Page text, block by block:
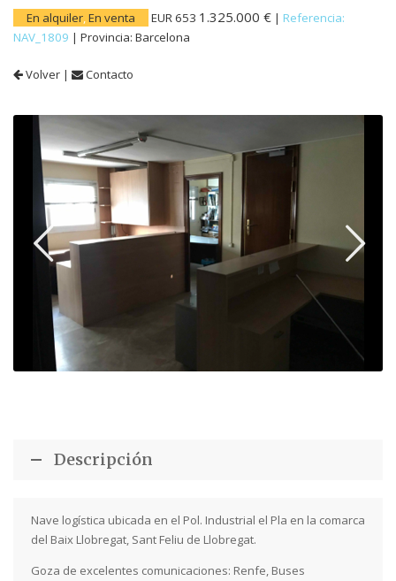
En alquiler,En venta EUR 653 1.325.000 € | Referencia:
NAV_1809 | Provincia: Barcelona
Volver | Contacto
Descripción
Nave logística ubicada en el Pol. Industrial el Pla en la comarca
del Baix Llobregat, Sant Feliu de Llobregat.
Goza de excelentes comunicaciones: Renfe, Buses